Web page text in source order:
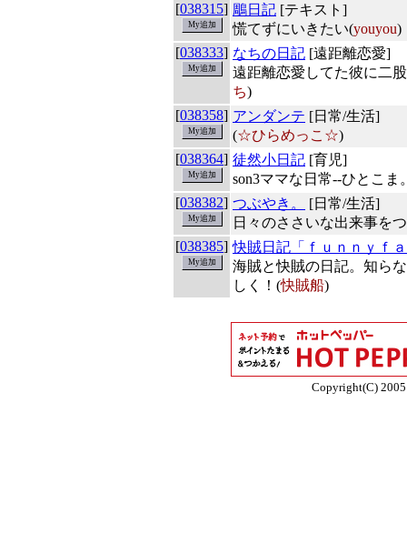
[038315] 鵰日記 [テキスト]
慌てずにいきたい(youyou)
[038333] なちの日記 [遠距離恋愛]
遠距離恋愛してた彼に二
ち)
[038358] アンダンテ [日常/生活]
(☆ひらめっこ☆)
[038364] 徒然小日記 [育児]
son3ママな日常--ひとこま
[038382] つぶやき。
[日常/生活]
日々のささいな出来事を
[038385] 快賊日記「ｆｕｎｎｙｆ
海賊と快賊の日記。知ら
しく！(快賊船)
Copyright(C)